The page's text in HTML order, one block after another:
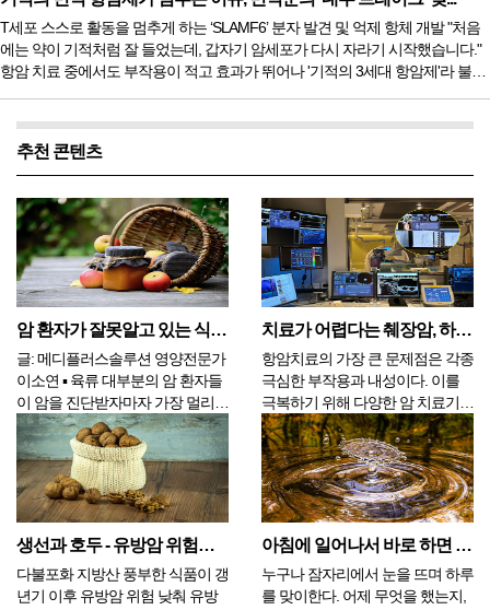
데 최근, 이 착한 DNA 수리공이 오히려 ‘너무 많아서’ 병을 키운다는 흥미로운 반
전 연구 결과가 발표되었다. 미국 펜실베이니아 주립대 의과대...
T세포 스스로 활동을 멈추게 하는 ‘SLAMF6’ 분자 발견 및 억제 항체 개발 "처음
에는 약이 기적처럼 잘 들었는데, 갑자기 암세포가 다시 자라기 시작했습니다."
항암 치료 중에서도 부작용이 적고 효과가 뛰어나 '기적의 3세대 항암제'라 불리
가 갑자기 힘을 잃고 암세포의 공격을 허용하는 것일까...
추천 콘텐츠
암 환자가 잘못알고 있는 식품 - 2편
글: 메디플러스솔루션 영양전문가
이소연 ▪ 육류 대부분의 암 환자들
이 암을 진단받자마자 가장 멀리하
는 식품 중 하나가 육류입니다. 과
연 육류는 꼭 피해야 하는 식품일
까요? 실제로 서구화된 식습관과
붉은색 육류의 과다 섭취는 일부
암에 있어서 위험요인이 되지만,
암 진단 이후 육류...
치료가 어렵다는 췌장암, 하이브리드 리포솜 등 복합치료로 결과 확인
항암치료의 가장 큰 문제점은 각종
극심한 부작용과 내성이다. 이를
극복하기 위해 다양한 암 치료기술
이 개발되고 있다. 일본 암 전문치
료 병원인 일본 린쿠메디컬클리닉
에서는 Hybrid Liposome과 압타머
(Aptamer)칵테일요법, 광면역치료
(PDT), IVR(TACE)치료를 실시해
서...
생선과 호두 - 유방암 위험을 낮춰 주나
다불포화 지방산 풍부한 식품이 갱
년기 이후 유방암 위험 낮춰 유방
아침에 일어나서 바로 하면 좋은 행동 4가지
누구나 잠자리에서 눈을 뜨며 하루
를 맞이한다. 어제 무엇을 했는지,